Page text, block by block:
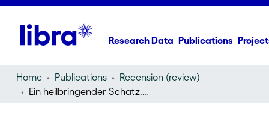
Research Data Publications
Home Publications
Recension (review)
Ein heilbringender Schatz. Reliquienverehrung am Halberstädter Dom im Mittelalter - Janke, P